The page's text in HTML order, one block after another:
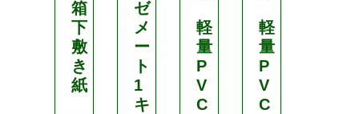
箱
下
敷
き
紙
ゼ
メ
ー
ト
1
キ
軽
量
P
V
C
軽
量
P
V
C